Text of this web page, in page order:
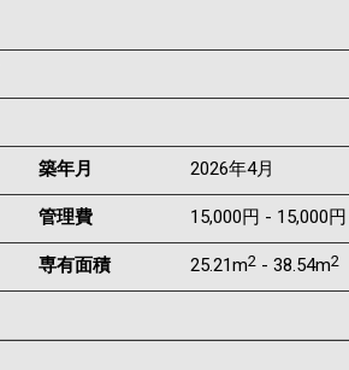
築年月 2026年4月
管理費 15,000円 - 15,000円
専有面積 25.21m2 - 38.54m2